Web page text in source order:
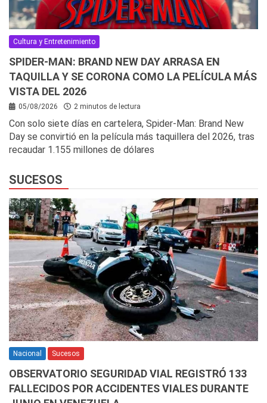
Cultura y Entretenimiento
SPIDER-MAN: BRAND NEW DAY ARRASA EN
TAQUILLA Y SE CORONA COMO LA PELÍCULA MÁS
VISTA DEL 2026
05/08/2026 2 minutos de lectura
Con solo siete días en cartelera, Spider-Man: Brand New
Day se convirtió en la película más taquillera del 2026, tras
recaudar 1.155 millones de dólares
SUCESOS
Nacional Sucesos
OBSERVATORIO SEGURIDAD VIAL REGISTRÓ 133
FALLECIDOS POR ACCIDENTES VIALES DURANTE